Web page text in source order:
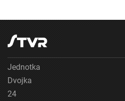
Jednotka
Dvojka
24